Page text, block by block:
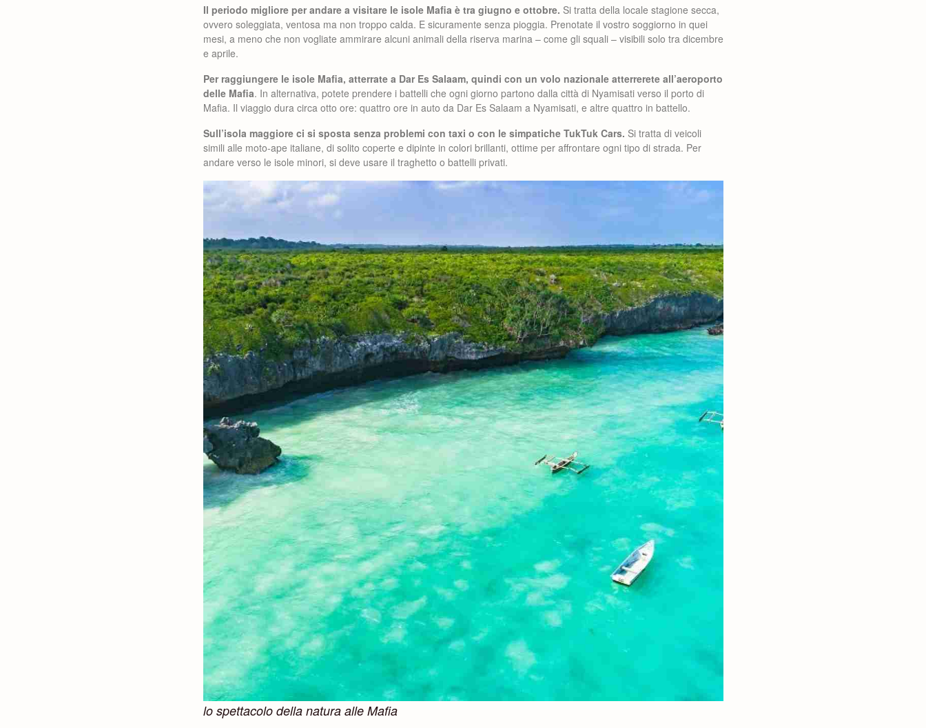
Il periodo migliore per andare a visitare le isole Mafia è tra giugno e ottobre. Si tratta della locale stagione secca,
ovvero soleggiata, ventosa ma non troppo calda. E sicuramente senza pioggia. Prenotate il vostro soggiorno in quei
mesi, a meno che non vogliate ammirare alcuni animali della riserva marina – come gli squali – visibili solo tra dicembre
e aprile.
Per raggiungere le isole Mafia, atterrate a Dar Es Salaam, quindi con un volo nazionale atterrerete all’aeroporto
delle Mafia. In alternativa, potete prendere i battelli che ogni giorno partono dalla città di Nyamisati verso il porto di
Mafia. Il viaggio dura circa otto ore: quattro ore in auto da Dar Es Salaam a Nyamisati, e altre quattro in battello.
Sull’isola maggiore ci si sposta senza problemi con taxi o con le simpatiche TukTuk Cars. Si tratta di veicoli
simili alle moto-ape italiane, di solito coperte e dipinte in colori brillanti, ottime per affrontare ogni tipo di strada. Per
andare verso le isole minori, si deve usare il traghetto o battelli privati.
lo spettacolo della natura alle Mafia